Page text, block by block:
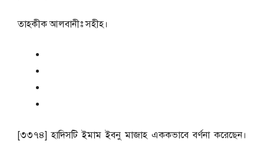
তাহকীক আলবানীঃ সহীহ।
[৩৩৭৪] হাদিসটি ইমাম ইবনু মাজাহ এককভাবে বর্ণনা করেছেন।